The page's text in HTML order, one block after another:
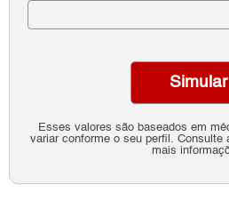
Esses valores são baseados em
variar conforme o seu perfil. Consulte
mais
Simular